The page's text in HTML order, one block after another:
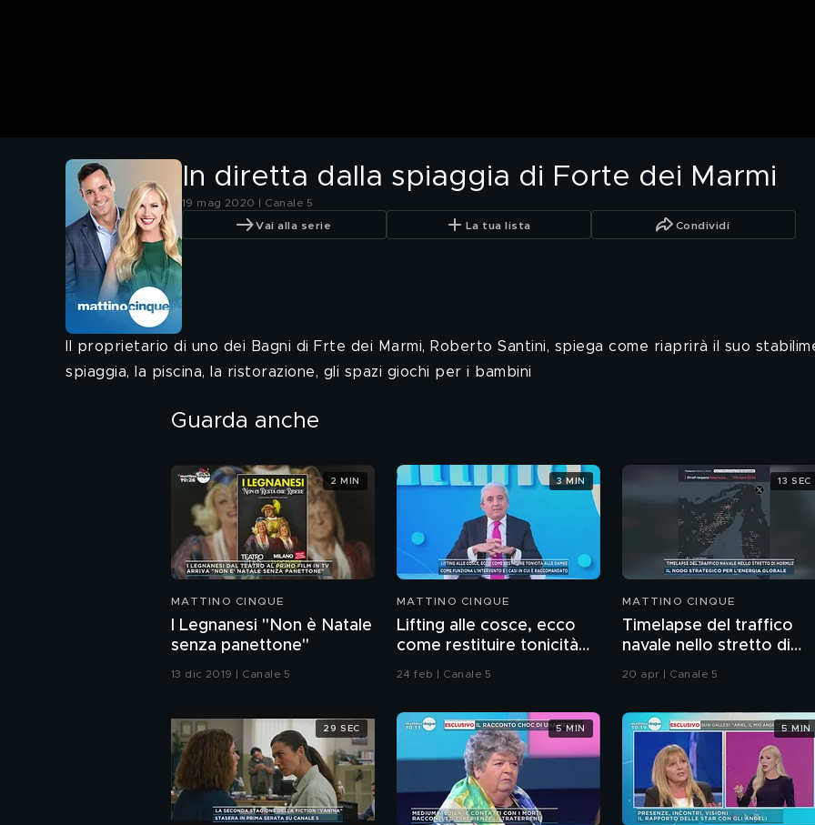
In diretta dalla spiaggia di Forte dei Marmi
19 mag 2020 | Canale 5
Vai alla serie La tua lista Condividi
Il proprietario di uno dei Bagni di Frte dei Marmi, Roberto Santini, spiega come riaprirà il suo
spiaggia, la piscina, la ristorazione, gli spazi giochi per i bambini
Guarda anche
MATTINO CINQUE
I Legnanesi "Non è Natale
senza panettone"
13 dic 2019 | Canale 5
2 MIN
MATTINO CINQUE
Lifting alle cosce, ecco
come restituire tonicità
alle gambe
24 feb | Canale 5
3 MIN
MATTINO CINQUE
Timelapse del traffico
navale nello stretto di
Hormuz
20 apr | Canale 5
13 SEC
29 SEC 5 MIN 5 MIN